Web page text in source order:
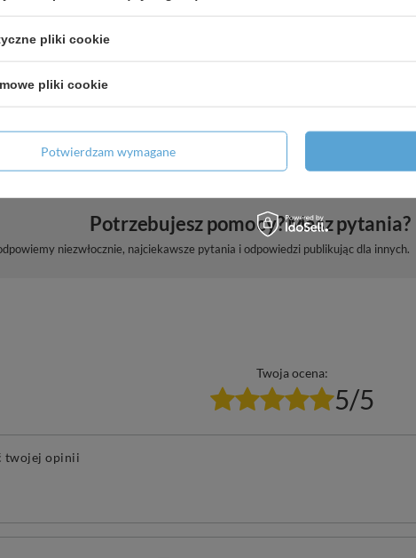
obwody 3/4" Herz 2853004
obwody 3/4" 2853002
Potrzebujesz pomocy? Masz pytania?
niezwłocznie, najciekawsze pytania i odpowiedzi publikując dla innych.
Twoja ocena:
5/5
twojej opinii
pliki cookie
pliki cookie
Potwierdzam wymagane